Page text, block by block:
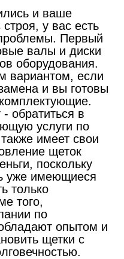
и ваше
у вас есть
Первый
валы и диски
оборудования.
вариантом, если
и вы готовы
обратиться в
услуги по
имеет свои
щеток
поскольку
уже имеющиеся
только
того,
по
опытом и
щетки с